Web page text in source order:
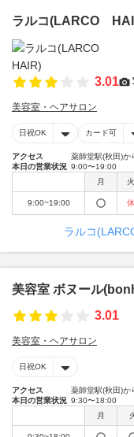
ラルコ(LARCO
3.01
美容室・ヘアサロン
日祝OK カード可
アクセス
薬師堂駅(秋田)か
本日の営業状況 9:00〜19:00
月
火
9:00~19:00 休
ラルコ
美容室 ボヌール
3.01
美容室・ヘアサロン
日祝OK
アクセス
薬師堂駅(秋田)か
本日の営業状況 9:30〜18:00
月